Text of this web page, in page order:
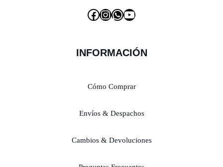
INFORMACIÓN
Cómo Comprar
Envíos & Despachos
Cambios & Devoluciones